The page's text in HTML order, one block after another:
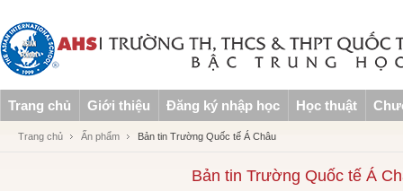
Trang chủ Giới thiệu Đăng ký nhập học Học thuật
Trang chủ Ấn phẩm Bản tin Trường Quốc tế Á Châu
Bản tin Trường Quốc tế Á